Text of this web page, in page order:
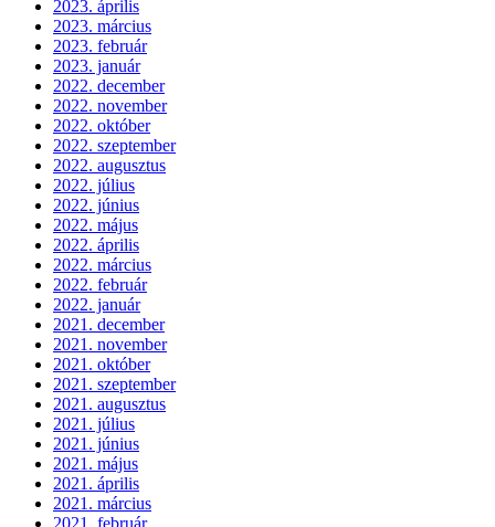
2023. április
2023. március
2023. február
2023. január
2022. december
2022. november
2022. október
2022. szeptember
2022. augusztus
2022. július
2022. június
2022. május
2022. április
2022. március
2022. február
2022. január
2021. december
2021. november
2021. október
2021. szeptember
2021. augusztus
2021. július
2021. június
2021. május
2021. április
2021. március